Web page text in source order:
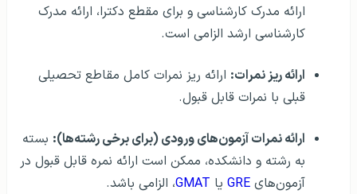
ارائه مدرک کارشناسی و برای مقطع دکترا، ارائه مدرک
کارشناسی ارشد الزامی است.
ارائه ریز نمرات: ارائه ریز نمرات کامل مقاطع تحصیلی
قبلی با نمرات قابل قبول.
ارائه نمرات آزمون‌های ورودی (برای برخی رشته‌ها): بسته
به رشته و دانشکده، ممکن است ارائه نمره قابل قبول در
آزمون‌های GRE یا GMAT، الزامی باشد.